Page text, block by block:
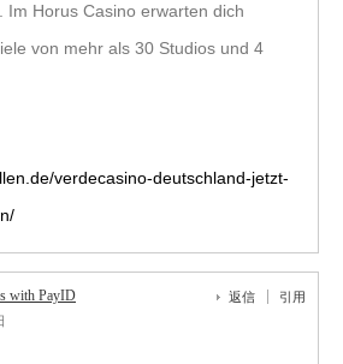
Im Horus Casino erwarten dich
von mehr als 30 Studios und 4
verdecasino-deutschland-jetzt-
with PayID 返信 引用